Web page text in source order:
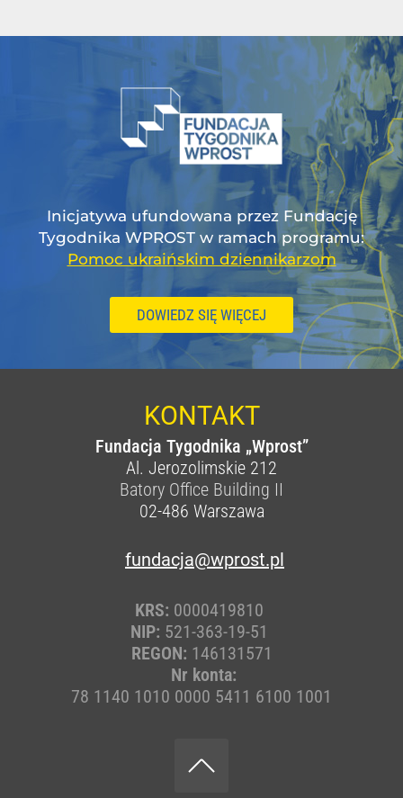
Inicjatywa ufundowana przez Fundację
Tygodnika WPROST w ramach programu:
Pomoc ukraińskim dziennikarzom
DOWIEDZ SIĘ WIĘCEJ
KONTAKT
Fundacja Tygodnika „Wprost”
Al. Jerozolimskie 212
Batory Office Building II
02-486 Warszawa
fundacja@wprost.pl
KRS: 0000419810
NIP: 521-363-19-51
REGON: 146131571
Nr konta:
78 1140 1010 0000 5411 6100 1001